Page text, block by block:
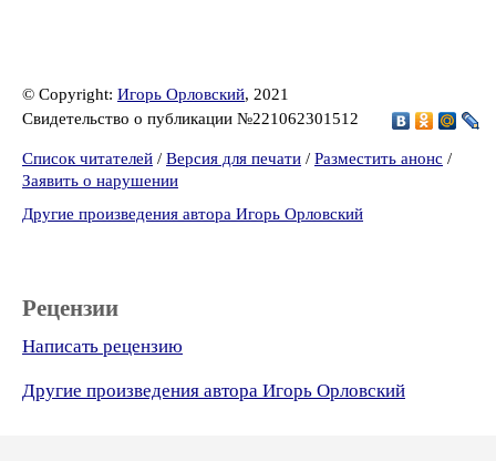
© Copyright: Игорь Орловский, 2021
Свидетельство о публикации №221062301512
Список читателей / Версия для печати / Разместить анонс /
Заявить о нарушении
Другие произведения автора Игорь Орловский
Рецензии
Написать рецензию
Другие произведения автора Игорь Орловский